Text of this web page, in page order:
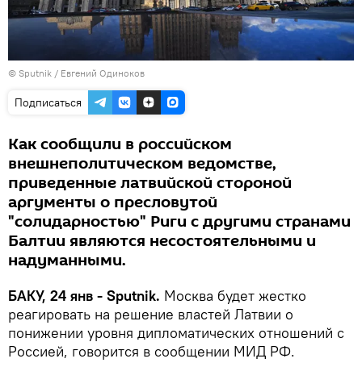
© Sputnik / Евгений Одиноков
Подписаться
Как сообщили в российском
внешнеполитическом ведомстве,
приведенные латвийской стороной
аргументы о пресловутой
"солидарностью" Риги с другими странами
Балтии являются несостоятельными и
надуманными.
БАКУ, 24 янв - Sputnik. Москва будет жестко
реагировать на решение властей Латвии о
понижении уровня дипломатических отношений с
Россией, говорится в сообщении МИД РФ.